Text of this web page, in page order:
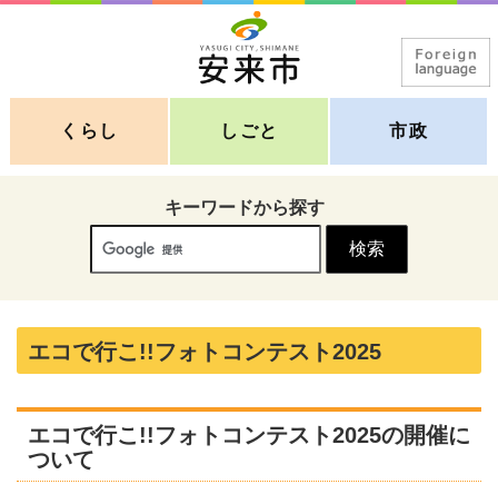
くらし しごと 市政
キーワードから探す
エコで行こ!!フォトコンテスト2025
エコで行こ!!フォトコンテスト2025の開催に
ついて